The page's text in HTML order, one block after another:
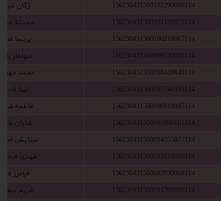
156230431500102290000114
‫ژگان
156230431500101180075114
‫محدثه
156230431500100210067114
‫پریسا
156230431500099520000114
‫سولماز
156230431500098420849114
‫محمد
156230431500097740339114
‫لیلا قادری‬‏
156230431500096910945114
‫فاطمه
156230431500095990181314
‫شایان
156230431500094355877114
‫ستایش
156230431500093910000114
‫مهدی فرجی
156230431500092030068114
‫فرامرز
156230431500091700000114
‫مریم